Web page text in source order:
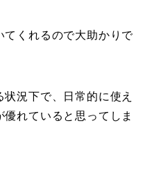
てくれるので大助かりで
況下で、日常的に使え
れていると思ってしま